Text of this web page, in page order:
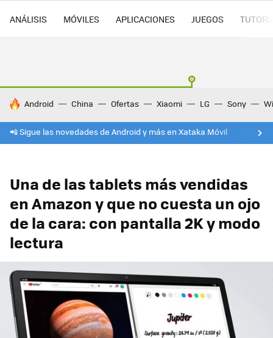
ANÁLISIS MÓVILES APLICACIONES JUEGOS
HOY SE HABLA DE
Android China Ofertas Xiaomi LG Sony
📲 Sigue las novedades de Android y más en Xataka Móvil
Una de las tablets más vendidas
en Amazon y que no cuesta un ojo
de la cara: con pantalla 2K y modo
lectura